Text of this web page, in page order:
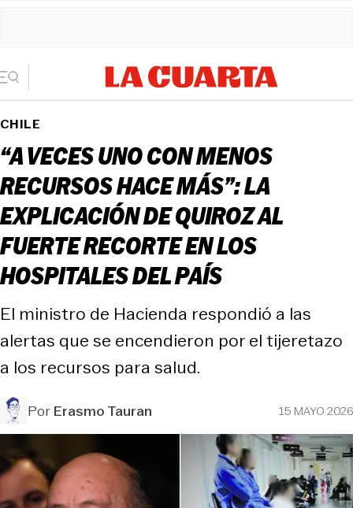
CHILE
“A VECES UNO CON MENOS
RECURSOS HACE MÁS”: LA
EXPLICACIÓN DE QUIROZ AL
FUERTE RECORTE EN LOS
HOSPITALES DEL PAÍS
El ministro de Hacienda respondió a las
alertas que se encendieron por el tijeretazo
a los recursos para salud.
PorErasmo Tauran 15 MAYO 2026